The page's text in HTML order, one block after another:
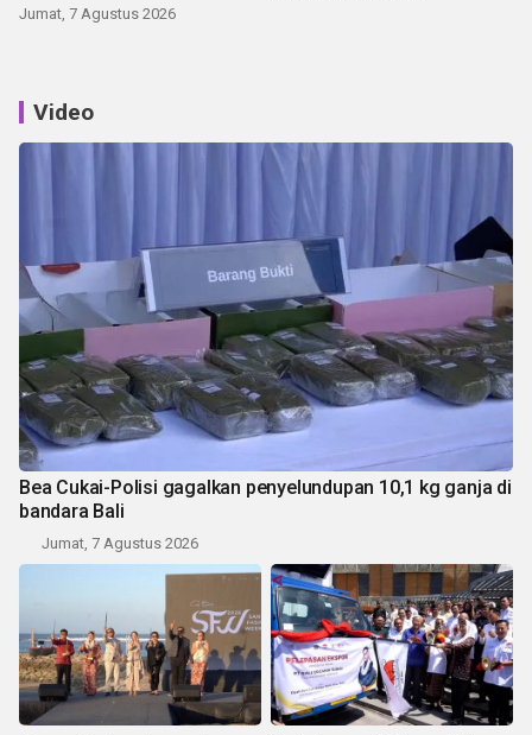
Jumat, 7 Agustus 2026
Video
Bea Cukai-Polisi gagalkan penyelundupan 10,1 kg ganja di
bandara Bali
Jumat, 7 Agustus 2026